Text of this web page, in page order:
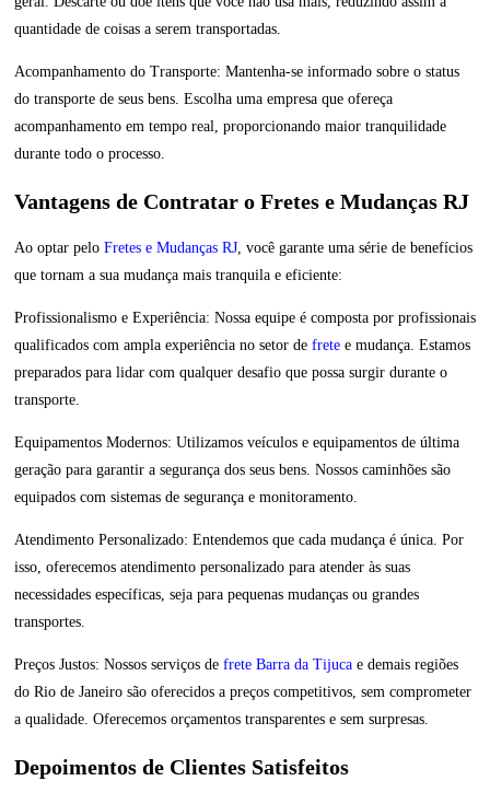
quantidade de coisas a serem transportadas.
Acompanhamento do Transporte: Mantenha-se informado sobre o status
do transporte de seus bens. Escolha uma empresa que ofereça
acompanhamento em tempo real, proporcionando maior tranquilidade
durante todo o processo.
Vantagens de Contratar o Fretes e Mudanças RJ
Ao optar pelo Fretes e Mudanças RJ, você garante uma série de benefícios
que tornam a sua mudança mais tranquila e eficiente:
Profissionalismo e Experiência: Nossa equipe é composta por profissionais
qualificados com ampla experiência no setor de frete e mudança. Estamos
preparados para lidar com qualquer desafio que possa surgir durante o
transporte.
Equipamentos Modernos: Utilizamos veículos e equipamentos de última
geração para garantir a segurança dos seus bens. Nossos caminhões são
equipados com sistemas de segurança e monitoramento.
Atendimento Personalizado: Entendemos que cada mudança é única. Por
isso, oferecemos atendimento personalizado para atender às suas
necessidades específicas, seja para pequenas mudanças ou grandes
transportes.
Preços Justos: Nossos serviços de frete Barra da Tijuca e demais regiões
do Rio de Janeiro são oferecidos a preços competitivos, sem comprometer
a qualidade. Oferecemos orçamentos transparentes e sem surpresas.
Depoimentos de Clientes Satisfeitos